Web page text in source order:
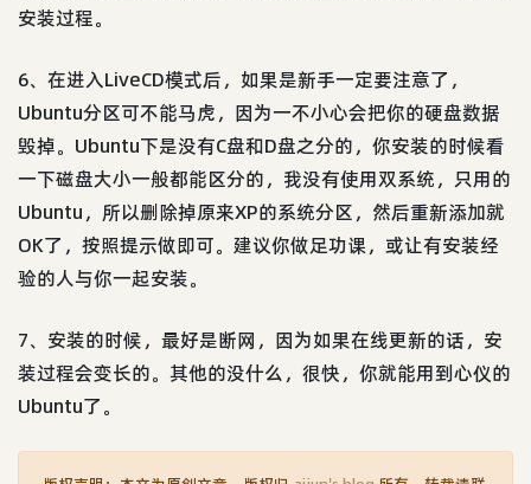
安装过程。
6、在进入LiveCD模式后，如果是新手一定要注意了，
Ubuntu分区可不能马虎，因为一不小心会把你的硬盘数据
毁掉。Ubuntu下是没有C盘和D盘之分的，你安装的时候看
一下磁盘大小一般都能区分的，我没有使用双系统，只用的
Ubuntu，所以删除掉原来XP的系统分区，然后重新添加就
OK了，按照提示做即可。建议你做足功课，或让有安装经
验的人与你一起安装。
7、安装的时候，最好是断网，因为如果在线更新的话，安
装过程会变长的。其他的没什么，很快，你就能用到心仪的
Ubuntu了。